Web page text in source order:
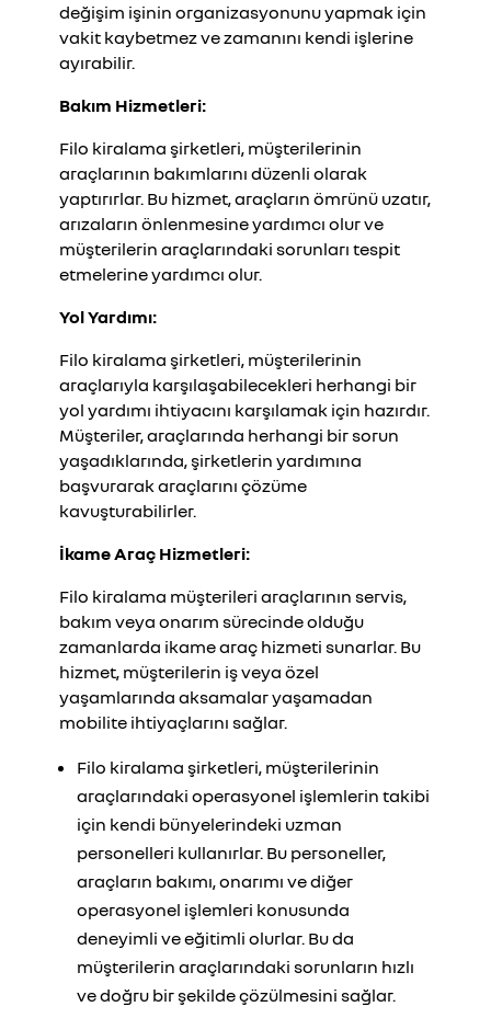
değişim işinin organizasyonunu yapmak için
vakit kaybetmez ve zamanını kendi işlerine
ayırabilir.
Bakım Hizmetleri:
Filo kiralama şirketleri, müşterilerinin
araçlarının bakımlarını düzenli olarak
yaptırırlar. Bu hizmet, araçların ömrünü uzatır,
arızaların önlenmesine yardımcı olur ve
müşterilerin araçlarındaki sorunları tespit
etmelerine yardımcı olur.
Yol Yardımı:
Filo kiralama şirketleri, müşterilerinin
araçlarıyla karşılaşabilecekleri herhangi bir
yol yardımı ihtiyacını karşılamak için hazırdır.
Müşteriler, araçlarında herhangi bir sorun
yaşadıklarında, şirketlerin yardımına
başvurarak araçlarını çözüme
kavuşturabilirler.
İkame Araç Hizmetleri:
Filo kiralama müşterileri araçlarının servis,
bakım veya onarım sürecinde olduğu
zamanlarda ikame araç hizmeti sunarlar. Bu
hizmet, müşterilerin iş veya özel
yaşamlarında aksamalar yaşamadan
mobilite ihtiyaçlarını sağlar.
Filo kiralama şirketleri, müşterilerinin
araçlarındaki operasyonel işlemlerin takibi
için kendi bünyelerindeki uzman
personelleri kullanırlar. Bu personeller,
araçların bakımı, onarımı ve diğer
operasyonel işlemleri konusunda
deneyimli ve eğitimli olurlar. Bu da
müşterilerin araçlarındaki sorunların hızlı
ve doğru bir şekilde çözülmesini sağlar.